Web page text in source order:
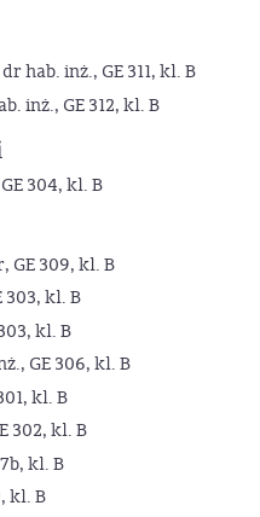
hab. inż., GE 311, kl. B
inż., GE 312, kl. B
304, kl. B
GE 309, kl. B
303, kl. B
kl. B
GE 306, kl. B
kl. B
302, kl. B
kl. B
kl. B